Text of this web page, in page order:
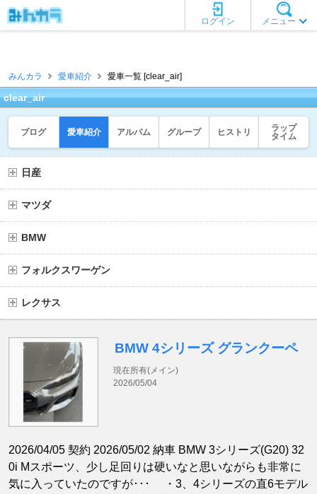
メニュー
ログイン
みんカラ 愛車紹介 愛車一覧 [clear_air]
clear_air
ブログ 愛車紹介 アルバム グループ ヒストリ
ラップ
タイム
日産
マツダ
BMW
フォルクスワーゲン
レクサス
BMW 4シリーズ グランクーペ
現在所有(メイン)
2026/05/04
2026/04/05 契約 2026/05/02 納車 BMW 3シリーズ(G20) 32
0i Mスポーツ、少し足回りは硬いなと思いながらも非常に
気に入っていたのですが･･･ ・3、4シリーズの直6モデル